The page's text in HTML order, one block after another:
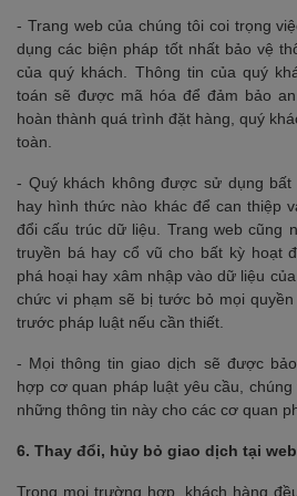
- Trang web của chúng tôi coi trọng
dụng các biện pháp tốt nhất bảo vệ
của quý khách. Thông tin của quý
toán sẽ được mã hóa để đảm bảo
hoàn thành quá trình đặt hàng, quý
toàn.
- Quý khách không được sử dụng
hay hình thức nào khác để can thiệp
đổi cấu trúc dữ liệu. Trang web cũng
truyền bá hay cổ vũ cho bất kỳ hoạt
phá hoại hay xâm nhập vào dữ liệu
chức vi phạm sẽ bị tước bỏ mọi
trước pháp luật nếu cần thiết.
- Mọi thông tin giao dịch sẽ được
hợp cơ quan pháp luật yêu cầu,
những thông tin này cho các cơ quan
6. Thay đổi, hủy bỏ giao dịch tại
Trong mọi trường hợp, khách hàng